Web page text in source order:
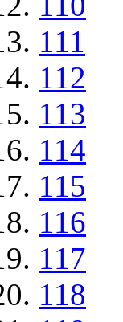
111
112
113
114
115
116
117
118